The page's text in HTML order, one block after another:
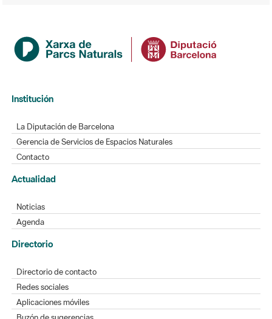
Institución
La Diputación de Barcelona
Gerencia de Servicios de Espacios Naturales
Contacto
Actualidad
Noticias
Agenda
Directorio
Directorio de contacto
Redes sociales
Aplicaciones móviles